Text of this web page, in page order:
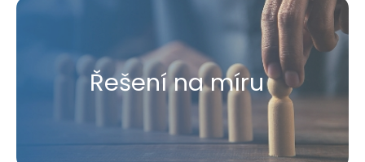
Řešení na míru